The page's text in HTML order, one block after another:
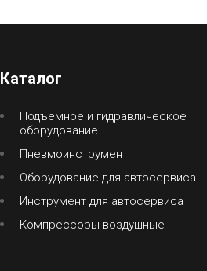
Каталог
Подъемное и гидравлическое
оборудование
Пневмоинструмент
Оборудование для автосервиса
Инструмент для автосервиса
Компрессоры воздушные